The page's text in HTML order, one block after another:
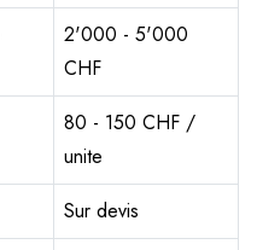
2'000 - 5'000
CHF
80 - 150 CHF /
unite
Sur devis